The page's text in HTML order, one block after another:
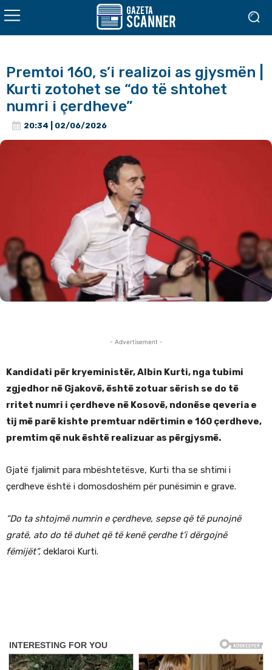
Premtoi 160, s’i realizoi as gjysmën |
Kurti zotohet se “do të shtohet
numri i çerdheve”
20:34 | 02/06/2026
- Advertisement -
Kandidati për kryeministër, Albin Kurti, nga tubimi
zgjedhor në Gjakovë, është zotuar sërish se do të
rritet numri i çerdheve në Kosovë, ndonëse qeveria e
tij më parë kishte premtuar ndërtimin e 160 çerdheve,
premtim që nuk është realizuar as përgjysmë.
Gjatë fjalimit para mbështetësve, Kurti tha se shtimi i
çerdheve është i domosdoshëm për punësimin e grave.
“Do ta shtojmë numrin e çerdheve, sepse që të punojnë
gratë, ato do të duhet që të kenë çerdhe t’i dërgojnë
fëmijët”, deklaroi Kurti.